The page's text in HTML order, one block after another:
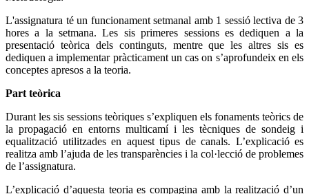
L'assignatura té un funcionament setmanal amb 1 sessió lectiva de 3
hores a la setmana. Les sis primeres sessions es dediquen a la
presentació teòrica dels continguts, mentre que les altres sis es
dediquen a implementar pràcticament un cas on s’aprofundeix en els
conceptes apresos a la teoria.
Part teòrica
Durant les sis sessions teòriques s’expliquen els fonaments teòrics de
la propagació en entorns multicamí i les tècniques de sondeig i
equalització utilitzades en aquest tipus de canals. L’explicació es
realitza amb l’ajuda de les transparències i la col·lecció de problemes
de l’assignatura.
L’explicació d’aquesta teoria es compagina amb la realització d’un